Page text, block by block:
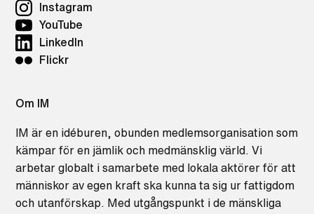
Instagram
YouTube
LinkedIn
Flickr
Om IM
IM är en idéburen, obunden medlemsorganisation som
kämpar för en jämlik och medmänsklig värld. Vi
arbetar globalt i samarbete med lokala aktörer för att
människor av egen kraft ska kunna ta sig ur fattigdom
och utanförskap. Med utgångspunkt i de mänskliga